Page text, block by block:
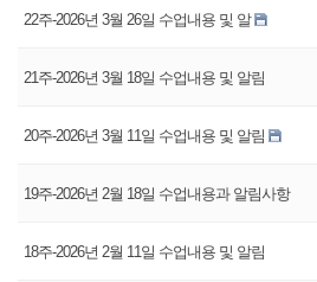
22주-2026년 3월 26일 수업내용 및 알
21주-2026년 3월 18일 수업내용 및 알림
20주-2026년 3월 11일 수업내용 및 알림
19주-2026년 2월 18일 수업내용과 알림사항
18주-2026년 2월 11일 수업내용 및 알림